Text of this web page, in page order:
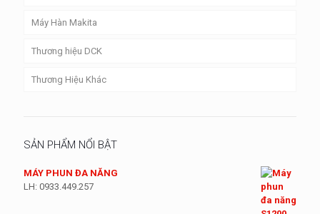
Máy Hàn Makita
Thương hiệu DCK
Thương Hiệu Khác
SẢN PHẨM NỔI BẬT
MÁY PHUN ĐA NĂNG
LH: 0933.449.257